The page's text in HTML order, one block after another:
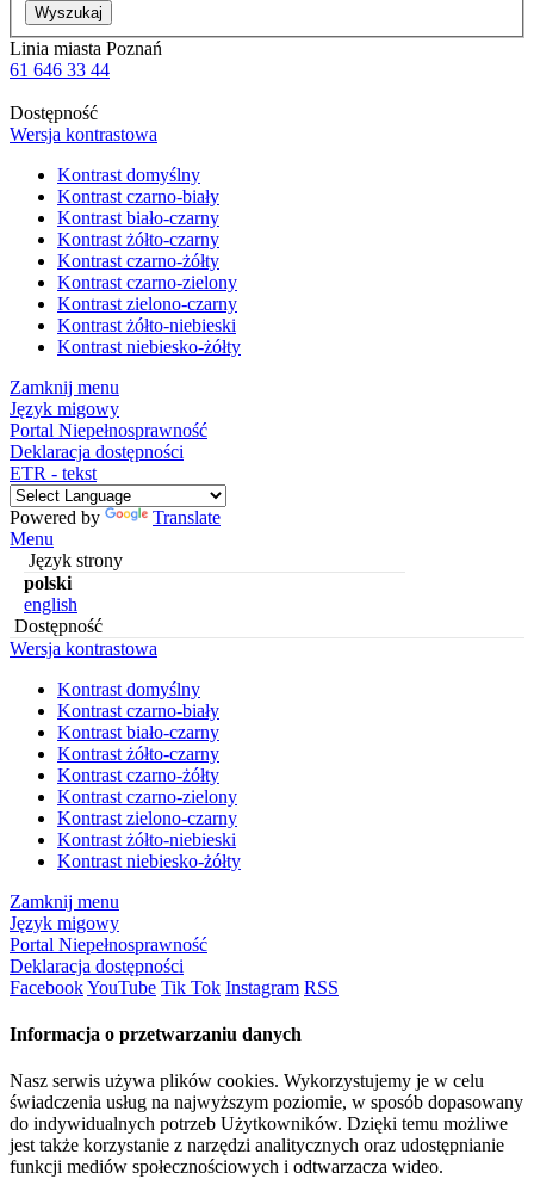
Wyszukaj
Linia miasta Poznań
61 646 33 44
Dostępność
Wersja kontrastowa
Kontrast domyślny
Kontrast czarno-biały
Kontrast biało-czarny
Kontrast żółto-czarny
Kontrast czarno-żółty
Kontrast czarno-zielony
Kontrast zielono-czarny
Kontrast żółto-niebieski
Kontrast niebiesko-żółty
Zamknij menu
Język migowy
Portal Niepełnosprawność
Deklaracja dostępności
ETR - tekst
Powered by
Translate
Menu
Język strony
polski
english
Dostępność
Wersja kontrastowa
Kontrast domyślny
Kontrast czarno-biały
Kontrast biało-czarny
Kontrast żółto-czarny
Kontrast czarno-żółty
Kontrast czarno-zielony
Kontrast zielono-czarny
Kontrast żółto-niebieski
Kontrast niebiesko-żółty
Zamknij menu
Język migowy
Portal Niepełnosprawność
Deklaracja dostępności
FacebookYouTube Tik Tok Instagram RSS
Informacja o przetwarzaniu danych
Nasz serwis używa plików cookies. Wykorzystujemy je w celu
świadczenia usług na najwyższym poziomie, w sposób dopasowany
do indywidualnych potrzeb Użytkowników. Dzięki temu możliwe
jest także korzystanie z narzędzi analitycznych oraz udostępnianie
funkcji mediów społecznościowych i odtwarzacza wideo.